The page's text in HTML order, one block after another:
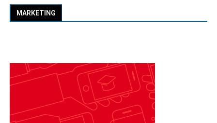
MARKETING